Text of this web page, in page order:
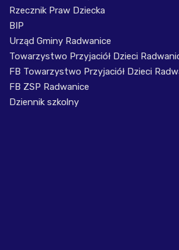
Rzecznik Praw Dziecka
BIP
Urząd Gminy Radwanice
Towarzystwo Przyjaciół Dzieci
FB Towarzystwo Przyjaciół Dzieci
FB ZSP Radwanice
Dziennik szkolny